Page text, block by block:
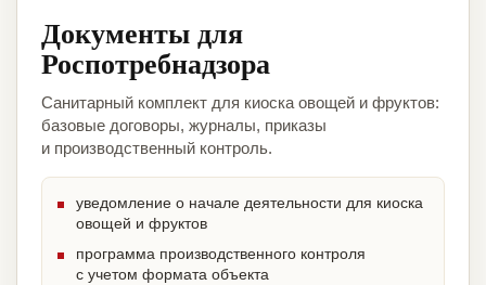
Документы для
Роспотребнадзора
Санитарный комплект для киоска овощей и фруктов:
базовые договоры, журналы, приказы
и производственный контроль.
уведомление о начале деятельности для киоска
овощей и фруктов
программа производственного контроля
с учетом формата объекта